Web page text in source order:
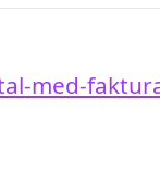
med-